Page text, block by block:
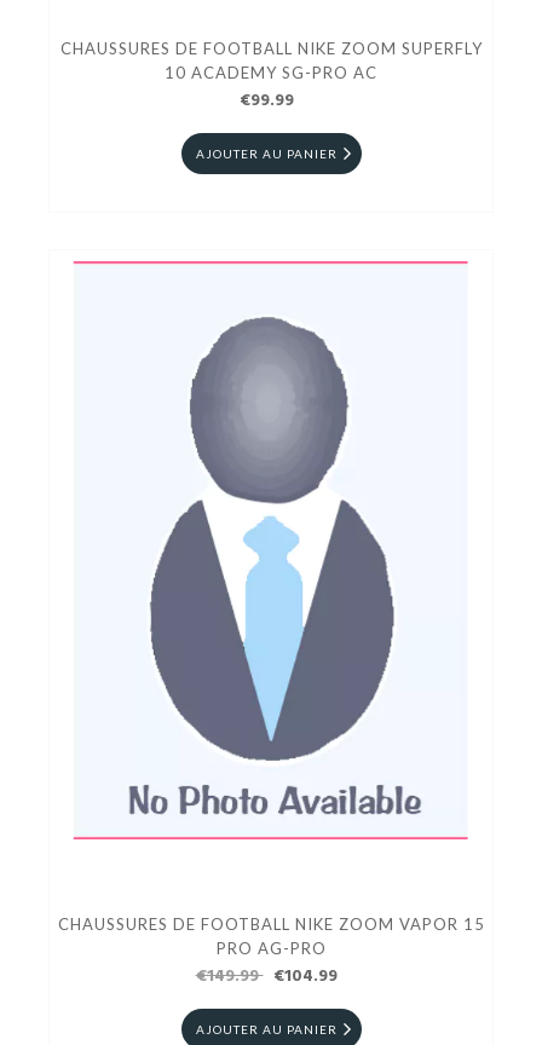
CHAUSSURES DE FOOTBALL NIKE ZOOM SUPERFLY
10 ACADEMY SG-PRO AC
€99.99
AJOUTER AU PANIER
CHAUSSURES DE FOOTBALL NIKE ZOOM VAPOR 15
PRO AG-PRO
€149.99 €104.99
AJOUTER AU PANIER